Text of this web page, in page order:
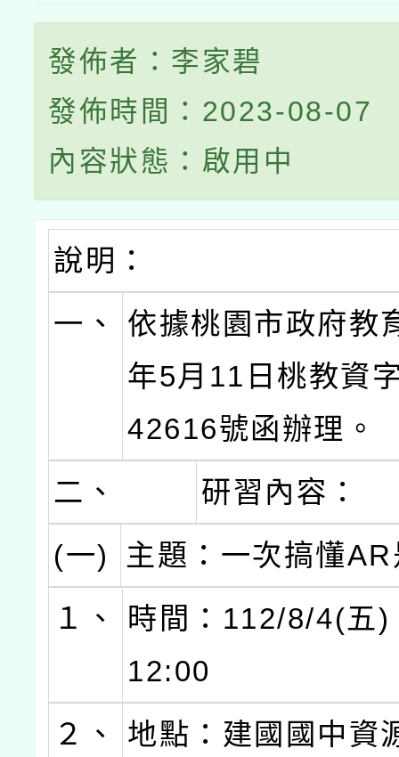
發佈者：李家碧
發佈時間：2023-08-07
內容狀態：啟用中
說明：
一、
依據桃園市政府教
年5月11日桃教資
42616號函辦理。
二、
研習內容：
(一)
主題：一次搞懂
１、
時間：112/8/4(五
12:00
２、
地點：建國國中資